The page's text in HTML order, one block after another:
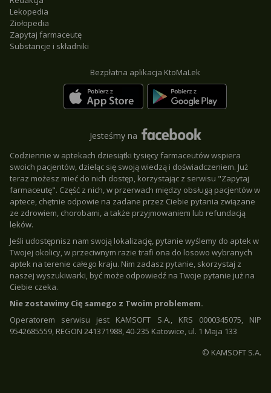
Lekopedia
Ziołopedia
Zapytaj farmaceutę
Substancje i składniki
Bezpłatna aplikacja KtoMaLek
Jesteśmy na
Codziennie w aptekach dziesiątki tysięcy farmaceutów wspiera
swoich pacjentów, dzieląc się swoją wiedzą i doświadczeniem. Już
teraz możesz mieć do nich dostęp, korzystając z serwisu "Zapytaj
farmaceutę". Część z nich, w przerwach między obsługą pacjentów w
aptece, chętnie odpowie na zadane przez Ciebie pytania związane
ze zdrowiem, chorobami, a także przyjmowaniem lub refundacją
leków.
Jeśli udostępnisz nam swoją lokalizację, pytanie wyślemy do aptek w
Twojej okolicy, w przeciwnym razie trafi ona do losowo wybranych
aptek na terenie całego kraju. Nim zadasz pytanie, skorzystaj z
naszej wyszukiwarki, być może odpowiedź na Twoje pytanie już na
Ciebie czeka.
Nie zostawimy Cię samego z Twoim problemem.
Operatorem serwisu jest KAMSOFT S.A., KRS 0000345075, NIP
9542685559, REGON 241371988, 40-235 Katowice, ul. 1 Maja 133
© KAMSOFT S.A.